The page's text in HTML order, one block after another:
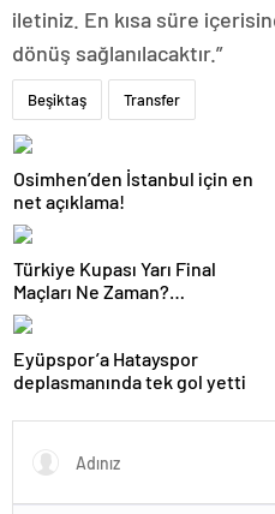
iletiniz. En kısa süre
dönüş sağlanılacaktır.”
Beşiktaş Transfer
Osimhen’den İstanbul için en
net açıklama!
Türkiye Kupası Yarı Final
Maçları Ne Zaman?
Galatasaray’ın Rakibi Kim?
Trabzonspor’un Rakibi Kim?
ZTK Yarı Finalistler Belli Oldu
Eyüpspor’a Hatayspor
deplasmanında tek gol yetti